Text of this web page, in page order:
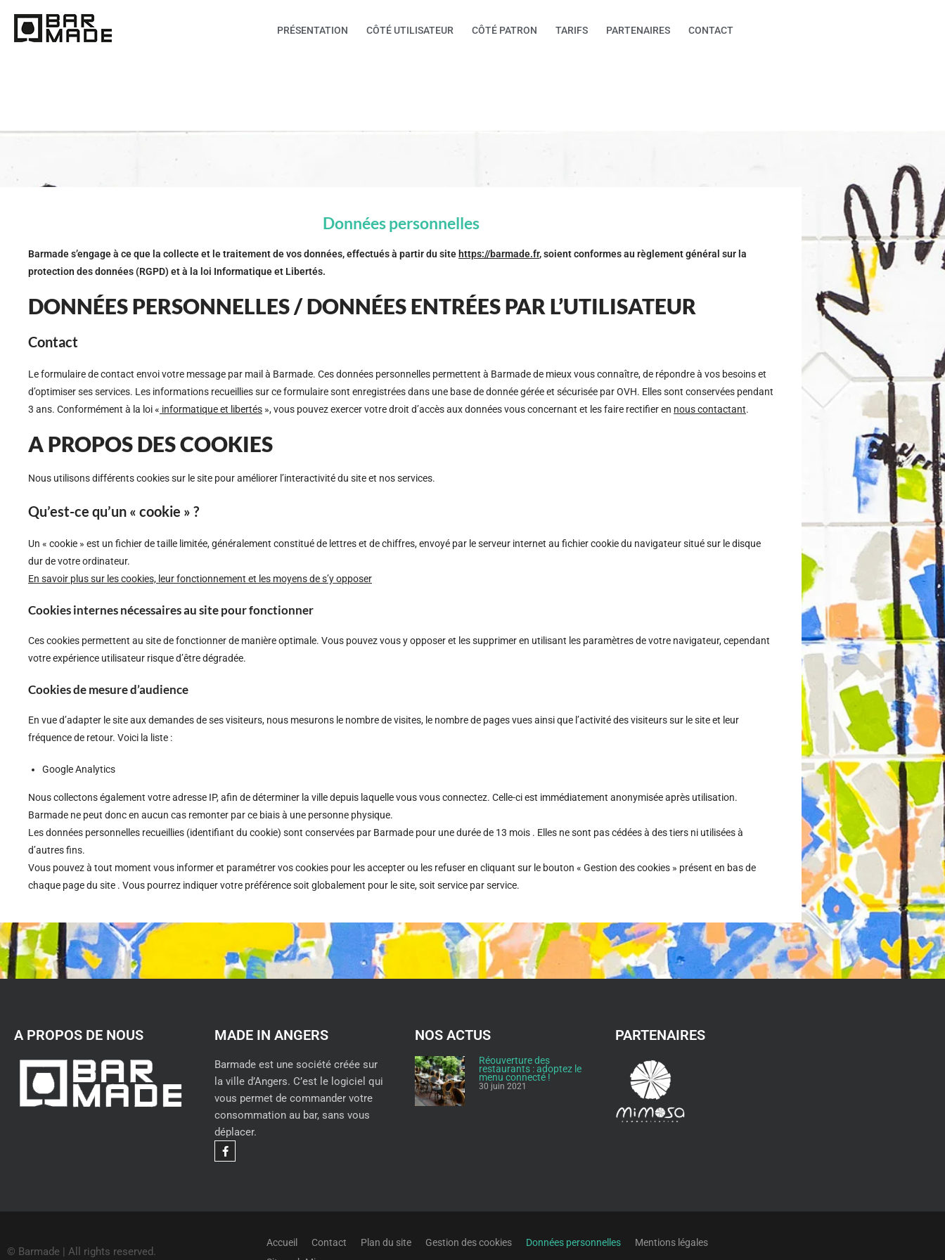
PRÉSENTATION CÔTÉ UTILISATEUR CÔTÉ PATRON TARIFS PARTENAIRES CONTACT
Données personnelles
Barmade s’engage à ce que la collecte et le traitement de vos données, effectués à partir du site https://barmade.fr, soient conformes au règlement général sur la
protection des données (RGPD) et à la loi Informatique et Libertés.
DONNÉES PERSONNELLES / DONNÉES ENTRÉES PAR L’UTILISATEUR
Contact
Le formulaire de contact envoi votre message par mail à Barmade. Ces données personnelles permettent à Barmade de mieux vous connaître, de répondre à vos besoins et
d’optimiser ses services. Les informations recueillies sur ce formulaire sont enregistrées dans une base de donnée gérée et sécurisée par OVH. Elles sont conservées pendant
3 ans. Conformément à la loi « informatique et libertés », vous pouvez exercer votre droit d’accès aux données vous concernant et les faire rectifier en nous contactant.
A PROPOS DES COOKIES
Nous utilisons différents cookies sur le site pour améliorer l’interactivité du site et nos services.
Qu’est-ce qu’un « cookie » ?
Un « cookie » est un fichier de taille limitée, généralement constitué de lettres et de chiffres, envoyé par le serveur internet au fichier cookie du navigateur situé sur le disque
dur de votre ordinateur.
En savoir plus sur les cookies, leur fonctionnement et les moyens de s’y opposer
Cookies internes nécessaires au site pour fonctionner
Ces cookies permettent au site de fonctionner de manière optimale. Vous pouvez vous y opposer et les supprimer en utilisant les paramètres de votre navigateur, cependant
votre expérience utilisateur risque d’être dégradée.
Cookies de mesure d’audience
En vue d’adapter le site aux demandes de ses visiteurs, nous mesurons le nombre de visites, le nombre de pages vues ainsi que l’activité des visiteurs sur le site et leur
fréquence de retour. Voici la liste :
Google Analytics
Nous collectons également votre adresse IP, afin de déterminer la ville depuis laquelle vous vous connectez. Celle-ci est immédiatement anonymisée après utilisation.
Barmade ne peut donc en aucun cas remonter par ce biais à une personne physique.
Les données personnelles recueillies (identifiant du cookie) sont conservées par Barmade pour une durée de 13 mois . Elles ne sont pas cédées à des tiers ni utilisées à
d’autres fins.
Vous pouvez à tout moment vous informer et paramétrer vos cookies pour les accepter ou les refuser en cliquant sur le bouton « Gestion des cookies » présent en bas de
chaque page du site . Vous pourrez indiquer votre préférence soit globalement pour le site, soit service par service.
A PROPOS DE NOUS MADE IN ANGERS
Barmade est une société créée sur
la ville d’Angers. C’est le logiciel qui
vous permet de commander votre
consommation au bar, sans vous
déplacer.
NOS ACTUS
Réouverture des
restaurants : adoptez le
menu connecté !
30 juin 2021
PARTENAIRES
© Barmade | All rights reserved.
Accueil Contact Plan du site Gestion des cookies Données personnelles
Mentions légales